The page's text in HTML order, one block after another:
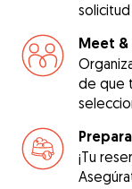
Meet
de que
¡Tu